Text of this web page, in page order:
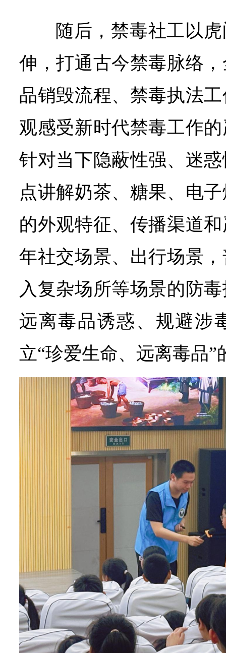
随后，禁毒社工以
伸，打通古今禁毒脉络
品销毁流程、禁毒执法
观感受新时代禁毒工作
针对当下隐蔽性强、迷
点讲解奶茶、糖果、电
的外观特征、传播渠道
年社交场景、出行场景
入复杂场所等场景的防
远离毒品诱惑、规避涉
立“珍爱生命、远离毒品”